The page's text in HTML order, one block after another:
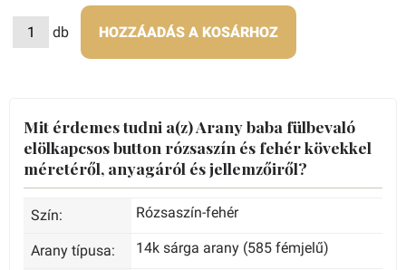
db HOZZÁADÁS A KOSÁRHOZ
Mit érdemes tudni a(z) Arany baba fülbevaló
elölkapcsos button rózsaszín és fehér kövekkel
méretéről, anyagáról és jellemzőiről?
Szín: Rózsaszín-fehér
Arany típusa: 14k sárga arany (585 fémjelű)